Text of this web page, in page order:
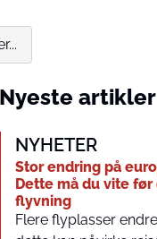
Nyeste artikler
NYHETER
Stor endring på
Dette må du vite før
flyvning
Flere flyplasser